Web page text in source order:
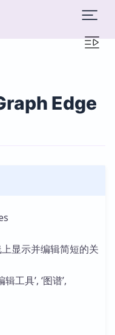
Edge
显示并编辑简短的关
工具’, ‘图谱’,